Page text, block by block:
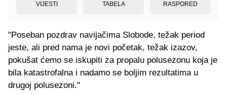
VIJESTI TABELA RASPORED
"Poseban pozdrav navijačima Slobode, težak period
jeste, ali pred nama je novi početak, težak izazov,
pokušat ćemo se iskupiti za propalu polusezonu koja je
bila katastrofalna i nadamo se boljim rezultatima u
drugoj polusezoni."